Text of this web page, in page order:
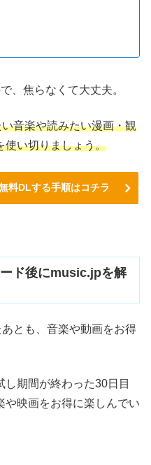
、焦らなくて大丈夫。
音楽や読みたい漫画・観
使い切りましょう。
料DLする手順はコチラ
ード後にmusic.jpを解
とも、音楽や動画をお得
期間が終わった30日目
や映画をお得に楽しんでい